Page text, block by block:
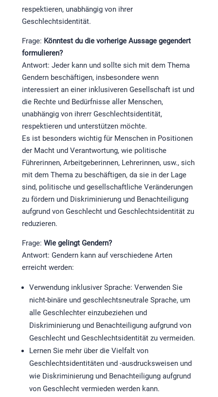
respektieren, unabhängig von ihrer
Geschlechtsidentität.
Frage: Könntest du die vorherige Aussage gegendert
formulieren?
Antwort: Jeder kann und sollte sich mit dem Thema
Gendern beschäftigen, insbesondere wenn
interessiert an einer inklusiveren Gesellschaft ist und
die Rechte und Bedürfnisse aller Menschen,
unabhängig von ihrerr Geschlechtsidentität,
respektieren und unterstützen möchte.
Es ist besonders wichtig für Menschen in Positionen
der Macht und Verantwortung, wie politische
Führerinnen, Arbeitgeberinnen, Lehrerinnen, usw., sich
mit dem Thema zu beschäftigen, da sie in der Lage
sind, politische und gesellschaftliche Veränderungen
zu fördern und Diskriminierung und Benachteiligung
aufgrund von Geschlecht und Geschlechtsidentität zu
reduzieren.
Frage: Wie gelingt Gendern?
Antwort: Gendern kann auf verschiedene Arten
erreicht werden:
Verwendung inklusiver Sprache: Verwenden Sie
nicht-binäre und geschlechtsneutrale Sprache, um
alle Geschlechter einzubeziehen und
Diskriminierung und Benachteiligung aufgrund von
Geschlecht und Geschlechtsidentität zu vermeiden.
Lernen Sie mehr über die Vielfalt von
Geschlechtsidentitäten und -ausdrucksweisen und
wie Diskriminierung und Benachteiligung aufgrund
von Geschlecht vermieden werden kann.